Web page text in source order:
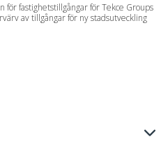
för fastighetstillgångar för Tekce Groups
av tillgångar för ny stadsutveckling